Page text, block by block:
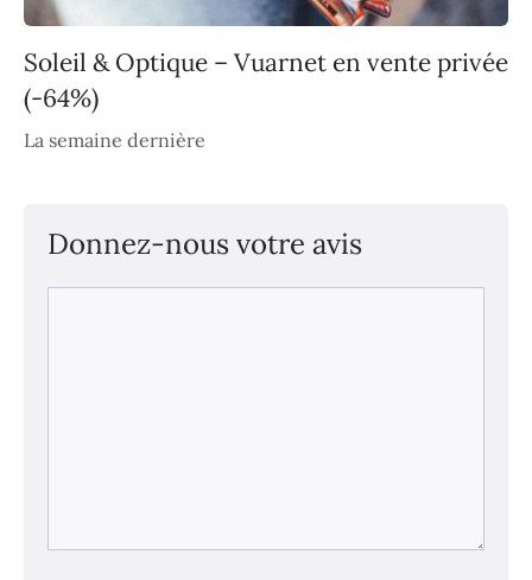
Soleil & Optique – Vuarnet en vente privée
(-64%)
La semaine dernière
Donnez-nous votre avis